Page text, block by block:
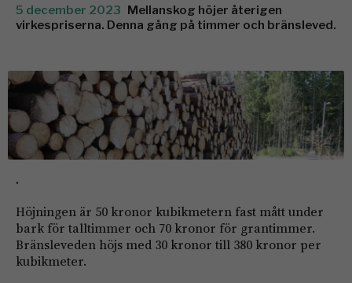
5 december 2023 Mellanskog höjer återigen
virkespriserna. Denna gång på timmer och bränsleved.
.
Höjningen är 50 kronor kubikmetern fast mått under
bark för talltimmer och 70 kronor för grantimmer.
Bränsleveden höjs med 30 kronor till 380 kronor per
kubikmeter.